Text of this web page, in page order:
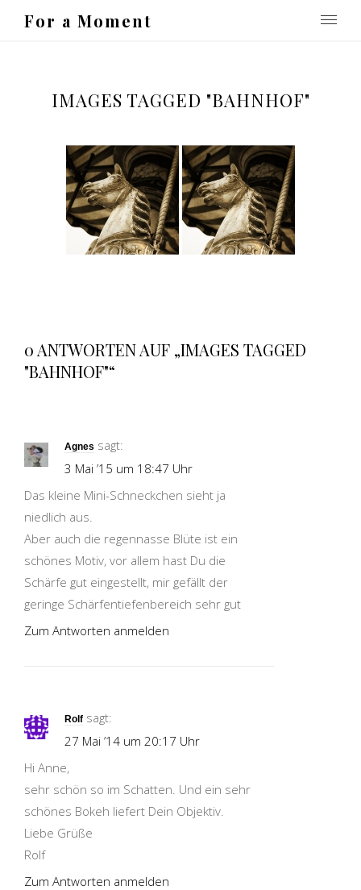
For a Moment
IMAGES TAGGED "BAHNHOF"
0 ANTWORTEN AUF „IMAGES TAGGED
"BAHNHOF"“
Agnes sagt:
3 Mai ’15 um 18:47 Uhr
Das kleine Mini-Schneckchen sieht ja
niedlich aus.
Aber auch die regennasse Blüte ist ein
schönes Motiv, vor allem hast Du die
Schärfe gut eingestellt, mir gefällt der
geringe Schärfentiefenbereich sehr gut
Zum Antworten anmelden
Rolf sagt:
27 Mai ’14 um 20:17 Uhr
Hi Anne,
sehr schön so im Schatten. Und ein sehr
schönes Bokeh liefert Dein Objektiv.
Liebe Grüße
Rolf
Zum Antworten anmelden